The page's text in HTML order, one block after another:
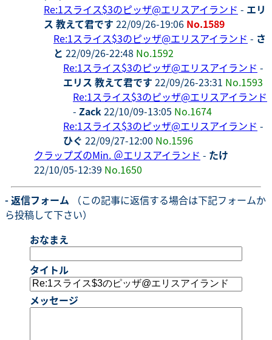
Re:1スライス$3のピッザ@エリスアイランド - エリ
ス 教えて君です 22/09/26-19:06 No.1589
Re:1スライス$3のピッザ@エリスアイランド - さ
と 22/09/26-22:48 No.1592
Re:1スライス$3のピッザ@エリスアイランド -
エリス 教えて君です 22/09/26-23:31 No.1593
Re:1スライス$3のピッザ@エリスアイランド
- Zack22/10/09-13:05 No.1674
Re:1スライス$3のピッザ@エリスアイランド -
ひぐ 22/09/27-12:00 No.1596
クラップズのMin. ＠エリスアイランド - たけ
22/10/05-12:39 No.1650
- 返信フォーム （この記事に返信する場合は下記フォームか
ら投稿して下さい）
おなまえ
タイトル
メッセージ